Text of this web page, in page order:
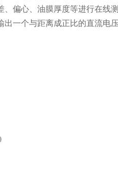
偏心、油膜厚度等进行在线
一个与距离成正比的直流电压